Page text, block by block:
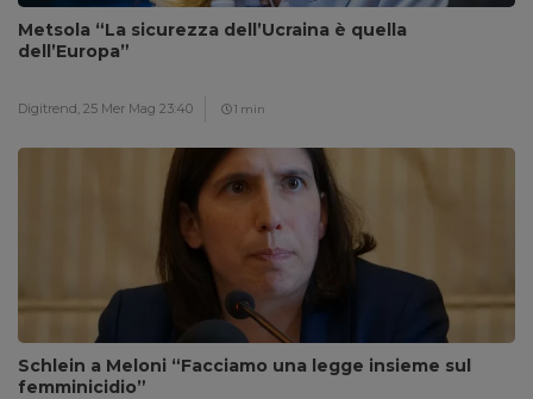
Metsola “La sicurezza dell’Ucraina è quella
dell’Europa”
Digitrend, 25 Mer Mag 23:40 1 min
Schlein a Meloni “Facciamo una legge insieme sul
femminicidio”